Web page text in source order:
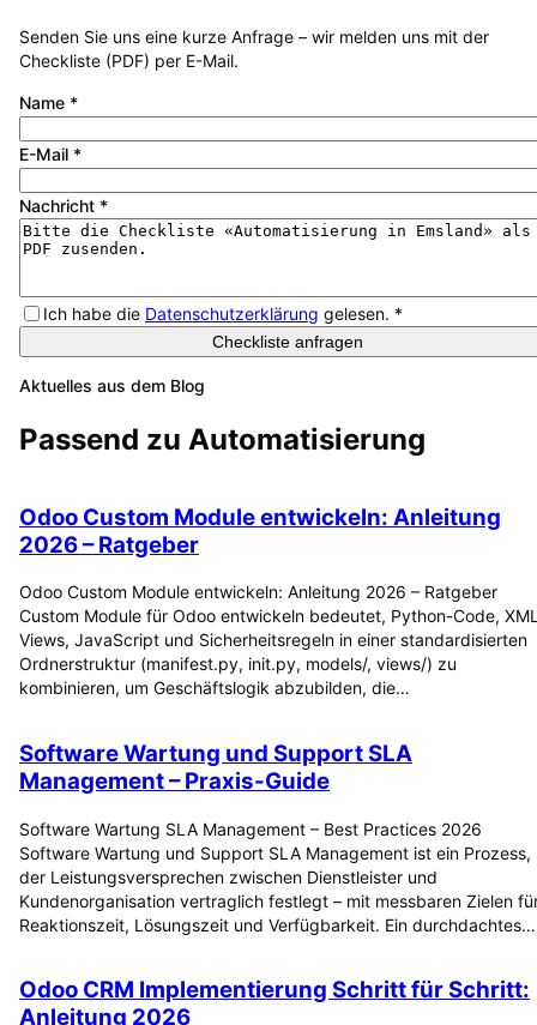
Senden Sie uns eine kurze Anfrage – wir melden uns mit der
Checkliste (PDF) per E-Mail.
Name *
E-Mail *
Nachricht *
Ich habe die Datenschutzerklärung gelesen. *
Checkliste anfragen
Aktuelles aus dem Blog
Passend zu Automatisierung
Odoo Custom Module entwickeln: Anleitung
2026 – Ratgeber
Odoo Custom Module entwickeln: Anleitung 2026 – Ratgeber
Custom Module für Odoo entwickeln bedeutet, Python-Code,
Views, JavaScript und Sicherheitsregeln in einer standardisierten
Ordnerstruktur (manifest.py, init.py, models/, views/) zu
kombinieren, um Geschäftslogik abzubilden, die…
Software Wartung und Support SLA
Management – Praxis-Guide
Software Wartung SLA Management – Best Practices 2026
Software Wartung und Support SLA Management ist ein Prozess,
der Leistungsversprechen zwischen Dienstleister und
Kundenorganisation vertraglich festlegt – mit messbaren Zielen
Reaktionszeit, Lösungszeit und Verfügbarkeit. Ein durchdachtes…
Odoo CRM Implementierung Schritt für Schritt:
Anleitung 2026